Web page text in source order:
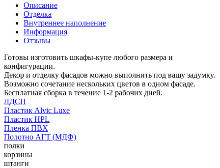
Описание
Отделка
Внутреннее наполнение
Информация
Отзывы
Готовы изготовить шкафы-купе любого размера и
конфигурации.
Декор и отделку фасадов можно выполнить под вашу задумку.
Возможно сочетание нескольких цветов в одном фасаде.
Бесплатная сборка в течение 1-2 рабочих дней.
ЛДСП
Пластик Alvic Luxe
Пластик HPL
Пленка ПВХ
Полотно АГТ (МДФ)
полки
корзины
штанги